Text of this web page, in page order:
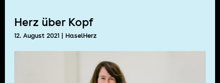
Herz über Kopf
12. August 2021| HaselHerz